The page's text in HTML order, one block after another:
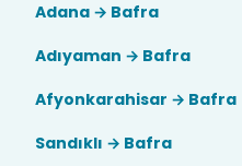
Adana → Bafra
Adıyaman → Bafra
Afyonkarahisar → Bafra
Sandıklı → Bafra